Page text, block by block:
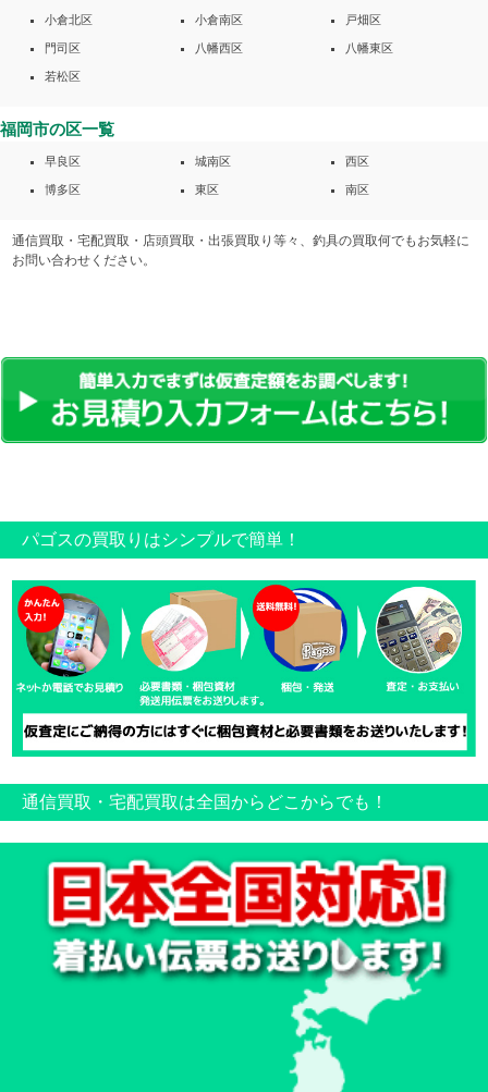
小倉北区 小倉南区 戸畑区
門司区 八幡西区 八幡東区
若松区
福岡市の区一覧
早良区 城南区 西区
博多区 東区 南区
通信買取・宅配買取・店頭買取・出張買取り等々、釣具の買取何でもお気軽に
お問い合わせください。
パゴスの買取りはシンプルで簡単！
通信買取・宅配買取は全国からどこからでも！